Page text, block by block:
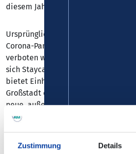
Zustimmung Details
diesem Jahr vom 30.6.–1.7. statt.
Ursprünglich als Idee für
Corona-Pandemie entstanden, als
verboten war und die Hotels fast
sich Staycation inzwischen etabliert.
bietet Einheimischen und
Großstadt einmal jährlich die
neue, außergewöhnliche Weise
Angebote, die in dieser Form sonst
buchbar sind, werden
maximal 30 Einzelpersonen in der
gemacht.